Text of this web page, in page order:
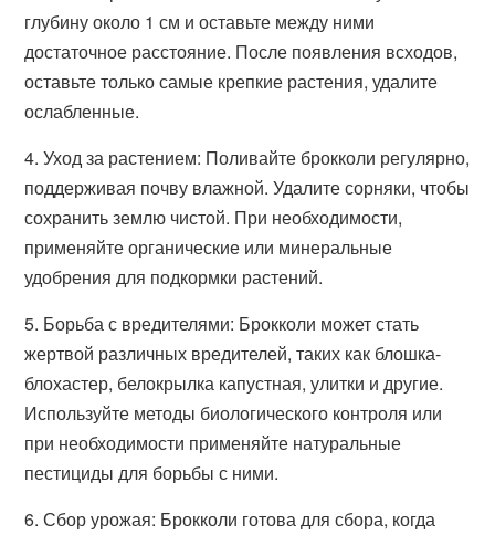
глубину около 1 см и оставьте между ними
достаточное расстояние. После появления всходов,
оставьте только самые крепкие растения, удалите
ослабленные.
4. Уход за растением: Поливайте брокколи регулярно,
поддерживая почву влажной. Удалите сорняки, чтобы
сохранить землю чистой. При необходимости,
применяйте органические или минеральные
удобрения для подкормки растений.
5. Борьба с вредителями: Брокколи может стать
жертвой различных вредителей, таких как блошка-
блохастер, белокрылка капустная, улитки и другие.
Используйте методы биологического контроля или
при необходимости применяйте натуральные
пестициды для борьбы с ними.
6. Сбор урожая: Брокколи готова для сбора, когда